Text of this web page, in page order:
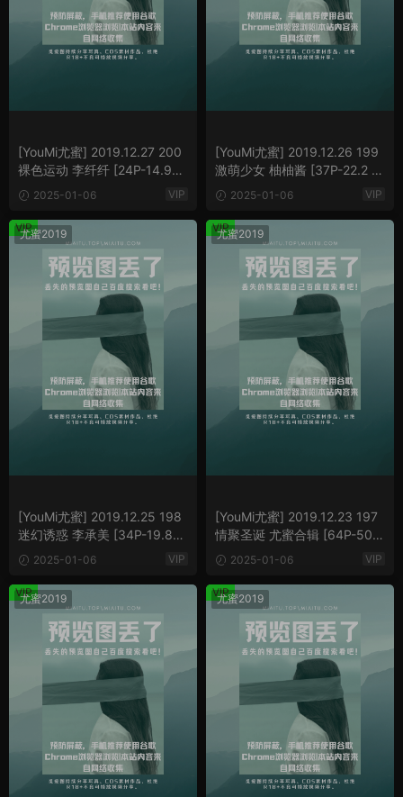
[YouMi尤蜜] 2019.12.27 200
裸色运动 李纤纤 [24P-14.96
MB]2025-01-06 VIP
[YouMi尤蜜] 2019.12.26 199
激萌少女 柚柚酱 [37P-22.2 M
B] 2025-01-06 VIP
尤蜜2019
[YouMi尤蜜] 2019.12.25 198
迷幻诱惑 李承美 [34P-19.87
MB]2025-01-06 VIP
VIP 尤蜜2019
[YouMi尤蜜] 2019.12.23 197
情聚圣诞 尤蜜合辑 [64P-50.5
2 MB]2025-01-06 VIP
VIP
尤蜜2019
VIP 尤蜜2019
VIP